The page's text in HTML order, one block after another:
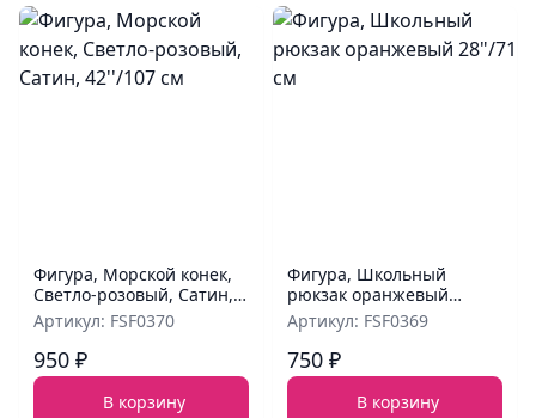
Фигура, Морской конек,
Светло-розовый, Сатин,
42''/107 см
Артикул: FSF0370
950 ₽
В корзину
Фигура, Школьный
рюкзак оранжевый
28"/71 см
Артикул: FSF0369
750 ₽
В корзину